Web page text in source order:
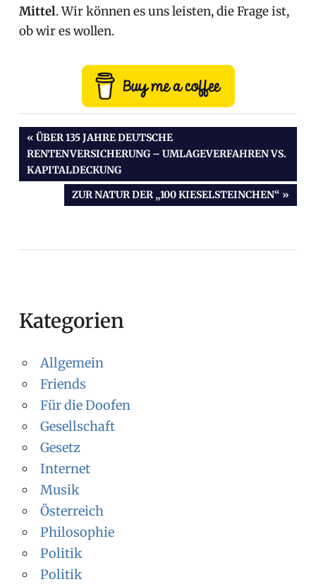
Mittel. Wir können es uns leisten, die Frage ist,
ob wir es wollen.
Beitragsnavigation
VORHERIGER
BEITRAG:
ÜBER 135 JAHRE DEUTSCHE
RENTENVERSICHERUNG – UMLAGEVERFAHREN VS.
KAPITALDECKUNG
NÄCHSTER
BEITRAG:
ZUR NATUR DER „100 KIESELSTEINCHEN“
Kategorien
Allgemein
Friends
Für die Doofen
Gesellschaft
Gesetz
Internet
Musik
Österreich
Philosophie
Politik
Politik